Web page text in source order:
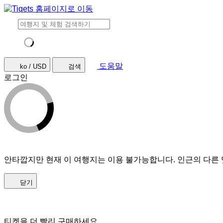
ko / USD 검색
도움말
로그인
안타깝지만 현재 이 여행지는 이용 불가능합니다. 인근의 다른
닫기
티켓을 더 빨리 구매하세요